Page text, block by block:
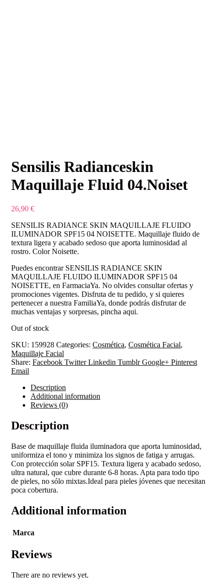
Sensilis Radianceskin
Maquillaje Fluid 04.Noiset
26,90 €
SENSILIS RADIANCE SKIN MAQUILLAJE FLUIDO
ILUMINADOR SPF15 04 NOISETTE. Maquillaje fluido de
textura ligera y acabado sedoso que aporta luminosidad al
rostro. Color Noisette.
Puedes encontrar SENSILIS RADIANCE SKIN
MAQUILLAJE FLUIDO ILUMINADOR SPF15 04
NOISETTE, en FarmaciaYa. No olvides consultar ofertas y
promociones vigentes. Disfruta de tu pedido, y si quieres
pertenecer a nuestra FamiliaYa, donde podrás disfrutar de
muchas ventajas y sorpresas, pincha aqui.
Out of stock
SKU: 159928 Categories: Cosmética, Cosmética Facial,
Maquillaje Facial
Share: Facebook Twitter Linkedin Tumblr Google+ Pinterest
Email
Description
Additional information
Reviews (0)
Description
Base de maquillaje fluida iluminadora que aporta luminosidad,
uniformiza el tono y minimiza los signos de fatiga y arrugas.
Con protección solar SPF15. Textura ligera y acabado sedoso,
ultra natural, que cubre durante 6-8 horas. Apta para todo tipo
de pieles, no sólo mixtas.Ideal para pieles jóvenes que necesitan
poca cobertura.
Additional information
Marca
Reviews
There are no reviews yet.